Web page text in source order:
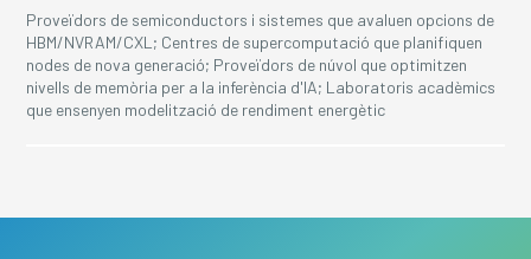
Proveïdors de semiconductors i sistemes que avaluen opcions de
HBM/NVRAM/CXL; Centres de supercomputació que planifiquen
nodes de nova generació; Proveïdors de núvol que optimitzen
nivells de memòria per a la inferència d'IA; Laboratoris acadèmics
que ensenyen modelització de rendiment energètic